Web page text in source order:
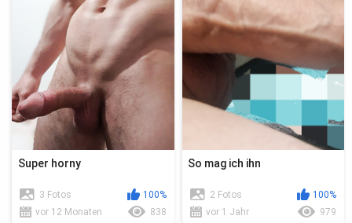
Super horny
3 Fotos
100%
vor 12 Monaten
838
So mag ich ihn
2 Fotos
100%
vor 1 Jahr
979